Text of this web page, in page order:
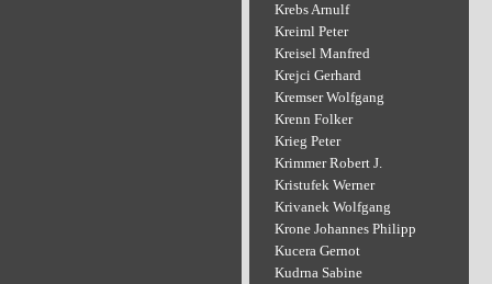
Krebs Arnulf
Kreiml Peter
Kreisel Manfred
Krejci Gerhard
Kremser Wolfgang
Krenn Folker
Krieg Peter
Krimmer Robert J.
Kristufek Werner
Krivanek Wolfgang
Krone Johannes Philipp
Kucera Gernot
Kudrna Sabine